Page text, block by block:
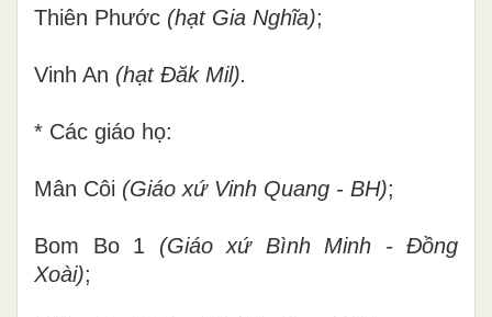
Thiên Phước (hạt Gia Nghĩa);
Vinh An (hạt Đăk Mil).
* Các giáo họ:
Mân Côi (Giáo xứ Vinh Quang - BH);
Bom Bo 1 (Giáo xứ Bình Minh - Đồng
Xoài);